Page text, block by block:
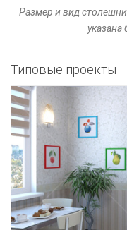
Оплата и доставка
Контакты
Рaзмер и вид
указана
Типовые проекты